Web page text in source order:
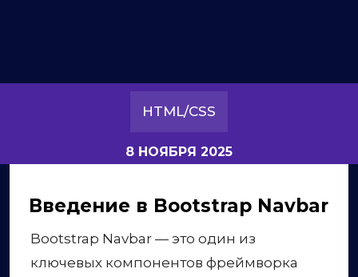
HTML/CSS
8 НОЯБРЯ 2025
Введение в Bootstrap Navbar
Bootstrap Navbar — это один из
ключевых компонентов фреймворка